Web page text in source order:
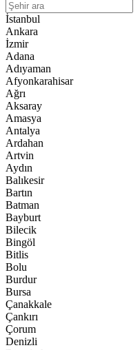
İstanbul
Ankara
İzmir
Adana
Adıyaman
Afyonkarahisar
Ağrı
Aksaray
Amasya
Antalya
Ardahan
Artvin
Aydın
Balıkesir
Bartın
Batman
Bayburt
Bilecik
Bingöl
Bitlis
Bolu
Burdur
Bursa
Çanakkale
Çankırı
Çorum
Denizli